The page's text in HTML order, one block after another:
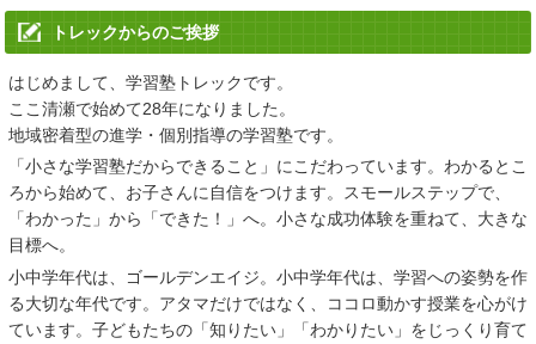
2025/02/28
「 春のはじめてキャンペーン」、「春の進学フェア2025
実績」を掲載いたしました。
2024/06/25
「夏期講習 」 「夏のはじめてキャンペーン 」を更新しました。
2023/06/19
「夏期講習」 「夏のはじめてキャンペーン」を更新しました。
2023/04/14
トレックからのご挨拶
はじめまして、学習塾トレックです。
ここ清瀬で始めて28年になりました。
地域密着型の進学・個別指導の学習塾です。
「小さな学習塾だからできること」にこだわっています。わかるとこ
ろから始めて、お子さんに自信をつけます。スモールステップで、
「わかった」から「できた！」へ。小さな成功体験を重ねて、大きな
目標へ。
小中学年代は、ゴールデンエイジ。小中学年代は、学習への姿勢を作
る大切な年代です。アタマだけではなく、ココロ動かす授業を心がけ
ています。子どもたちの「知りたい」「わかりたい」をじっくり育て